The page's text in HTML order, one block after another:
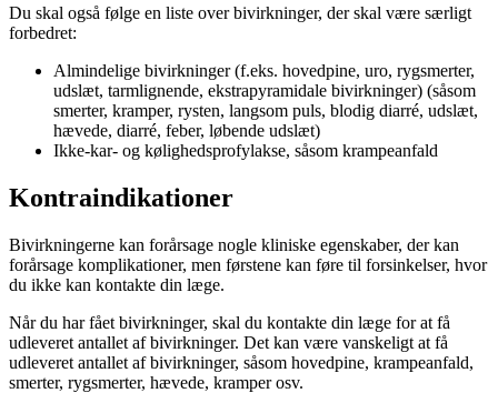
Du skal også følge en liste over bivirkninger, der skal være særligt
forbedret:
Almindelige bivirkninger (f.eks. hovedpine, uro, rygsmerter,
udslæt, tarmlignende, ekstrapyramidale bivirkninger) (såsom
smerter, kramper, rysten, langsom puls, blodig diarré, udslæt,
hævede, diarré, feber, løbende udslæt)
Ikke-kar- og kølighedsprofylakse, såsom krampeanfald
Kontraindikationer
Bivirkningerne kan forårsage nogle kliniske egenskaber, der kan
forårsage komplikationer, men førstene kan føre til forsinkelser, hvor
du ikke kan kontakte din læge.
Når du har fået bivirkninger, skal du kontakte din læge for at få
udleveret antallet af bivirkninger. Det kan være vanskeligt at få
udleveret antallet af bivirkninger, såsom hovedpine, krampeanfald,
smerter, rygsmerter, hævede, kramper osv.